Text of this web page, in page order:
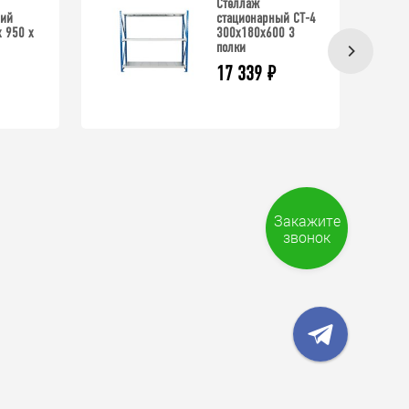
х
Стеллаж
стационарный СТ-4
300x180x600 3
полки
17 339 ₽
Закажите